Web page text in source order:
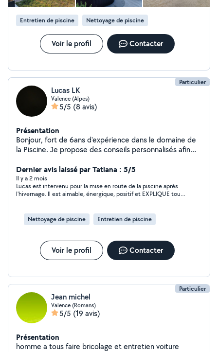
chantier. Notre spécialité : la décoration et le
rafraîchissement intérieur pour donner une nouvelle vie
à vos espaces. Contactez moi dès maintenant pour plus
d'informations et un devis personnalisé ! La satisfaction
de nos clients est notre meilleure publicité !
Entretien de piscine Nettoyage de piscine
Voir le profil Contacter
Particulier
Lucas LK
Valence (Alpes)
5/5 (8 avis)
Présentation
Bonjour, fort de 6ans d'expérience dans le domaine de
la Piscine. Je propose des conseils personnalisés afin
préoccupation. N'hésitez pas à me contacter.
Dernier avis laissé par Tatiana : 5/5
Il y a 2 mois
Lucas est intervenu pour la mise en route de la piscine après
l'hivernage. Il est aimable, énergique, positif et EXPLIQUE tout.
Nettoyage de piscine
Entretien de piscine
Voir le profil Contacter
Particulier
Jean michel
Valence (Romans)
5/5 (19 avis)
Présentation
homme a tous faire bricolage et entretien voiture